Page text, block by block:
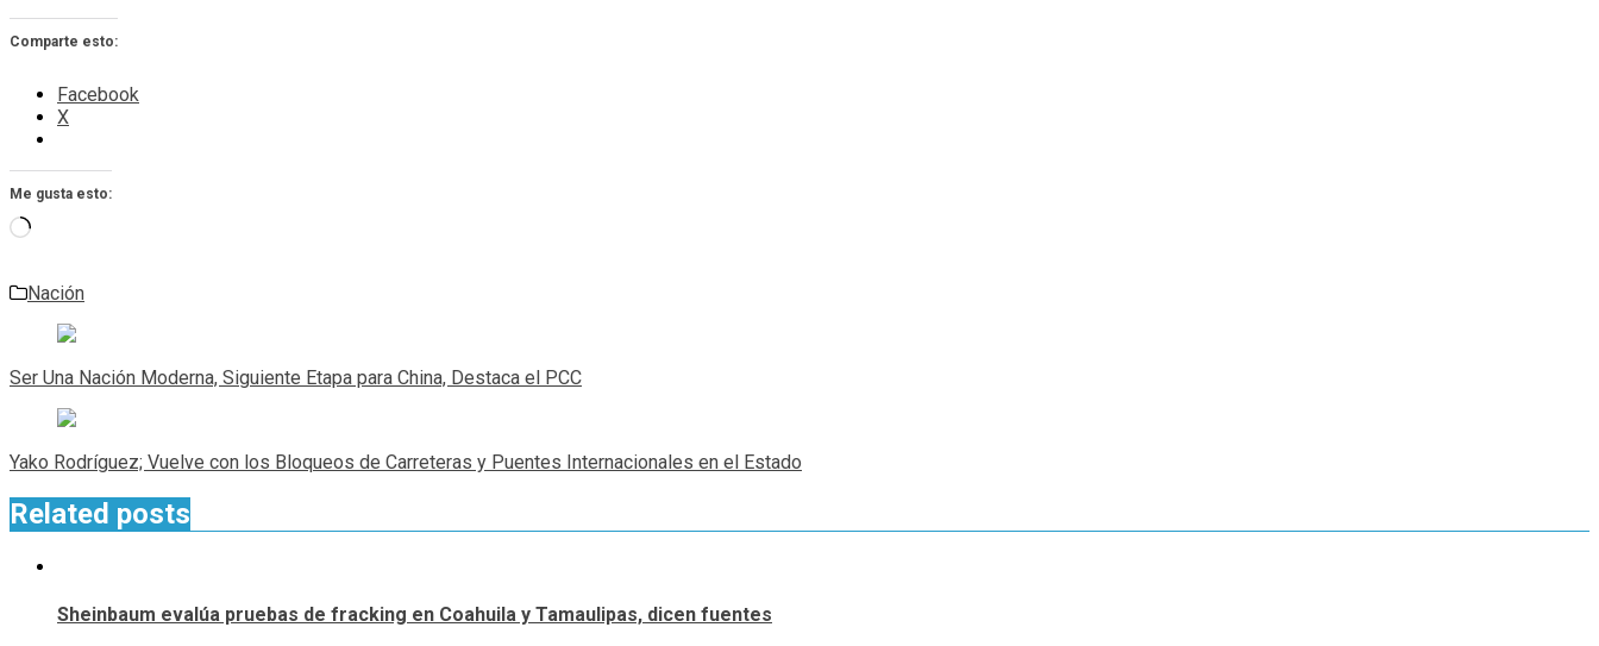
Comparte esto:
Facebook
X
Me gusta esto:
Cargando...
Nación
Navegación
de
entradas
Ser Una Nación Moderna, Siguiente Etapa para China, Destaca el PCC
Yako Rodríguez; Vuelve con los Bloqueos de Carreteras y Puentes Internacionales en el Estado
Related posts
Sheinbaum evalúa pruebas de fracking en Coahuila y Tamaulipas, dicen fuentes